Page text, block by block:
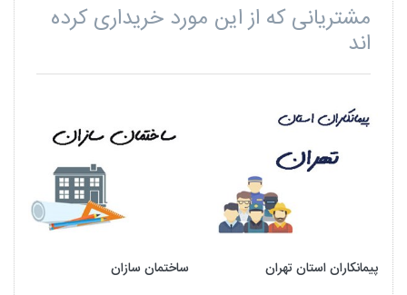
مشتریانی که از این مورد خریداری کرده
اند
پیمانکاران استان تهران ساختمان سازان